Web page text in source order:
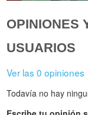
OPINIONES
USUARIOS
Ver las 0 opiniones
Todavía no hay